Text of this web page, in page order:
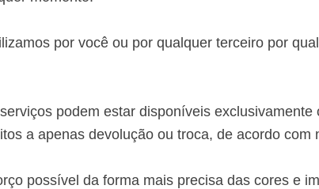
por você ou por qualquer terceiro por
podem estar disponíveis
a apenas devolução ou troca, de acordo com
possível da forma mais precisa das cores e